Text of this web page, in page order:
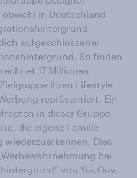
in Deutschland
aufgeschlossener
So finden
17 Millionen
ihren Lifestyle
repräsentiert. Ein
in dieser Gruppe
die eigene Familie
wiederzuerkennen. Dies
bei
von YouGov.